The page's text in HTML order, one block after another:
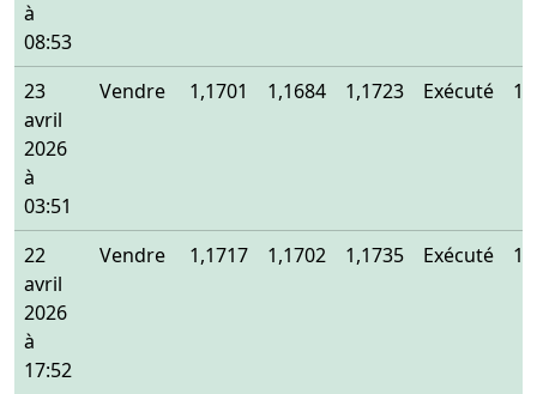
à
08:53
23
avril
2026
à
03:51
Vendre 1,1701 1,1684 1,1723 Exécuté
22
avril
2026
à
17:52
Vendre 1,1717 1,1702 1,1735 Exécuté